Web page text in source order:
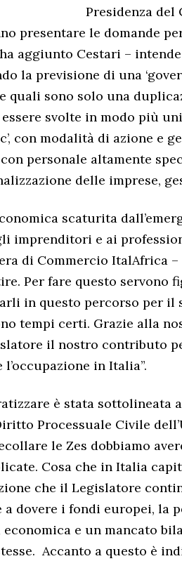
Presidenza
presentare le domande
aggiunto Cestari –
la previsione di una
quali sono solo una
svolte in modo più
con modalità di azione e
personale altamente
delle imprese,
scaturita
imprenditori e ai
di Commercio ItalAfrica
Per fare questo servono
in questo percorso per il
tempi certi. Grazie alla
il nostro contributo
in Italia”.
è stata sottolineata
Processuale Civile
le Zes dobbiamo
Cosa che in Italia
che il Legislatore
a dovere i fondi europei, la
e un mancato
Accanto a questo è